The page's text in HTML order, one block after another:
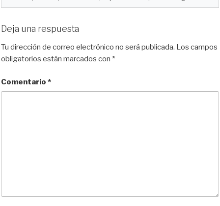
Deja una respuesta
Tu dirección de correo electrónico no será publicada. Los campos
obligatorios están marcados con *
Comentario *